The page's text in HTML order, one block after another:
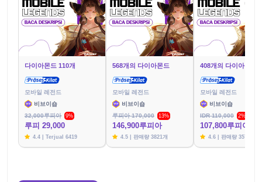
다이아몬드 110개
모바일 레전드
비브이숍
32,000루피아
9%
루피 29,000
4.4 | Terjual 6419
568개의 다이아몬드
모바일 레전드
비브이숍
루피아 170,000
13%
146,900루피아
4.5 | 판매량 3821개
408개의 다이아몬드
모바일 레전드
비브이숍
IDR 110,000
2%
107,800루피아
4.6 | 판매량 3576개